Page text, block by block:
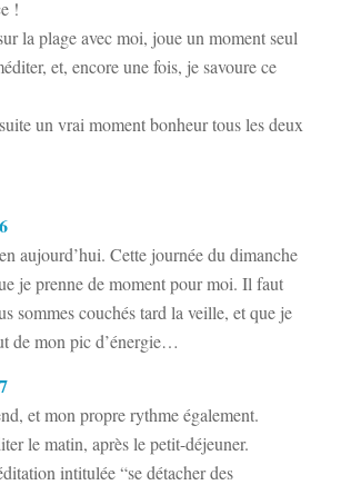
!
la plage avec moi, joue un moment seul
et, encore une fois, je savoure ce
un vrai moment bonheur tous les deux
aujourd’hui. Cette journée du dimanche
je prenne de moment pour moi. Il faut
sommes couchés tard la veille, et que je
de mon pic d’énergie…
et mon propre rythme également.
le matin, après le petit-déjeuner.
intitulée “se détacher des